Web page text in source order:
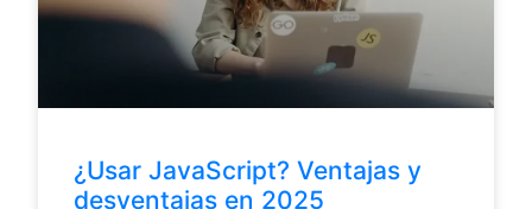
¿Usar JavaScript? Ventajas y
desventajas en 2025